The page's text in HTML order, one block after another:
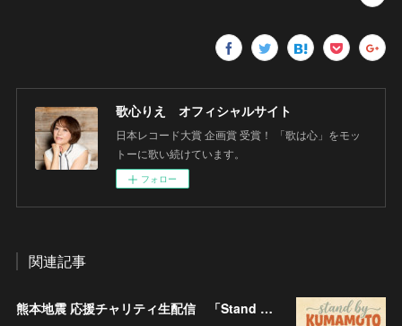
歌心りえ オフィシャルサイト
日本レコード大賞 企画賞 受賞！ 「歌は心」をモッ
トーに歌い続けています。
フォロー
関連記事
熊本地震 応援チャリティ生配信 「Stand By KUMAMOTO」